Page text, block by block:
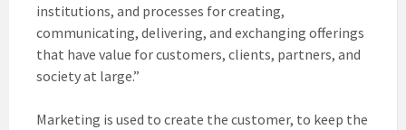
institutions, and processes for creating,
communicating, delivering, and exchanging offerings
that have value for customers, clients, partners, and
society at large.”
Marketing is used to create the customer, to keep the